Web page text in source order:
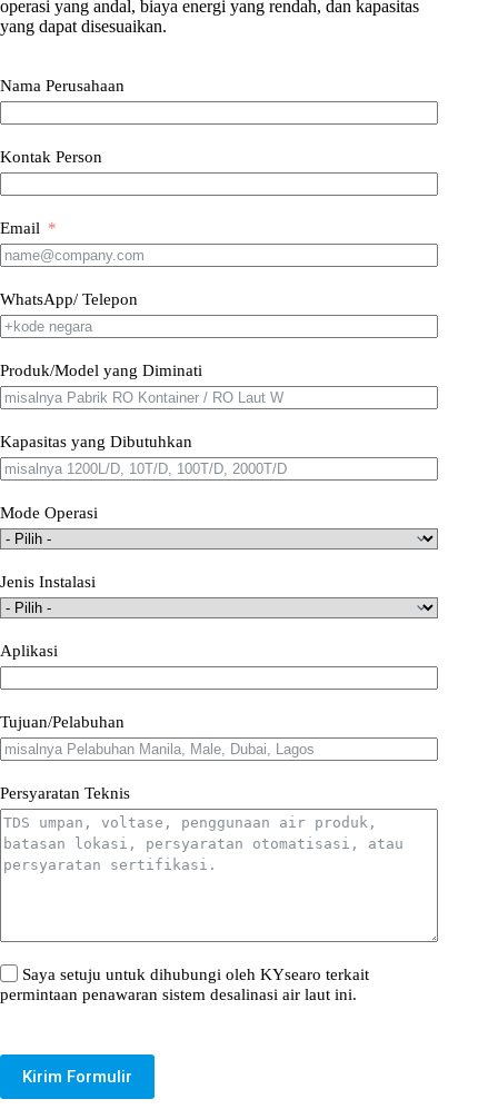
operasi yang andal, biaya energi yang rendah, dan kapasitas
yang dapat disesuaikan.
Nama Perusahaan
Kontak Person
Email
WhatsApp/ Telepon
Produk/Model yang Diminati
Kapasitas yang Dibutuhkan
Mode Operasi
Jenis Instalasi
Aplikasi
Tujuan/Pelabuhan
Persyaratan Teknis
Saya setuju untuk dihubungi oleh KYsearo terkait
permintaan penawaran sistem desalinasi air laut ini.
Kirim Formulir